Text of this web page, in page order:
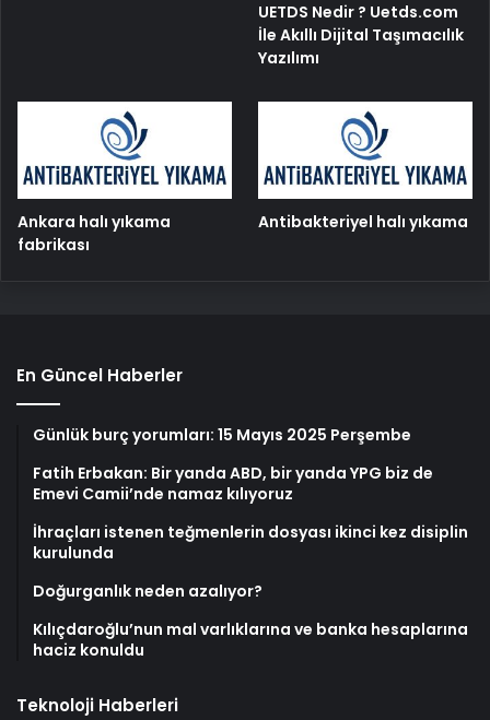
UETDS Nedir ? Uetds.com
İle Akıllı Dijital Taşımacılık
Yazılımı
Ankara halı yıkama
fabrikası
Antibakteriyel halı yıkama
En Güncel Haberler
Günlük burç yorumları: 15 Mayıs 2025 Perşembe
Fatih Erbakan: Bir yanda ABD, bir yanda YPG biz de
Emevi Camii’nde namaz kılıyoruz
İhraçları istenen teğmenlerin dosyası ikinci kez disiplin
kurulunda
Doğurganlık neden azalıyor?
Kılıçdaroğlu’nun mal varlıklarına ve banka hesaplarına
haciz konuldu
Teknoloji Haberleri